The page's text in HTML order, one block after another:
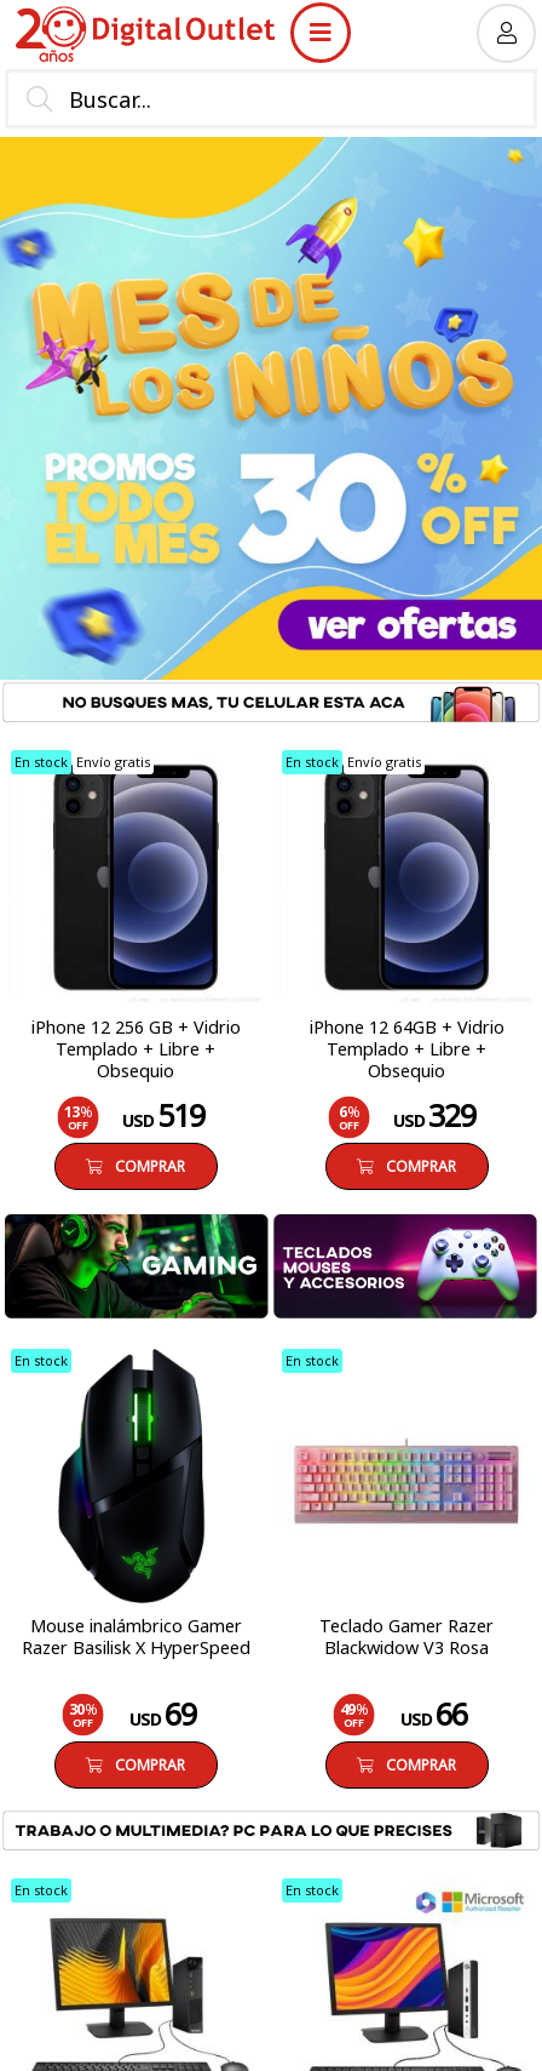
MI COMPRA
En stock Envío gratis
iPhone 12 256 GB + Vidrio
Templado + Libre +
Obsequio
13%
OFF USD 519
COMPRAR
En stock Envío gratis
iPhone 12 64GB + Vidrio
Templado + Libre +
Obsequio
6%
OFF USD 329
COMPRAR
En stock
Mouse inalámbrico Gamer
Razer Basilisk X HyperSpeed
30%
OFF USD 69
COMPRAR
En stock
Teclado Gamer Razer
Blackwidow V3 Rosa
49%
OFF USD 66
COMPRAR
En stock En stock